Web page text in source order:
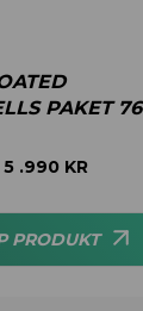
PAKET 76
5 .990 KR
PRODUKT